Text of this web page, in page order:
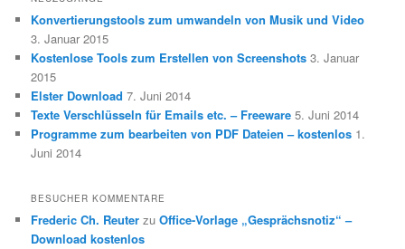
Konvertierungstools zum umwandeln von Musik und Video
3. Januar 2015
Kostenlose Tools zum Erstellen von Screenshots 3. Januar
2015
Elster Download 7. Juni 2014
Texte Verschlüsseln für Emails etc. – Freeware 5. Juni 2014
Programme zum bearbeiten von PDF Dateien – kostenlos 1.
Juni 2014
BESUCHER KOMMENTARE
Frederic Ch. Reuter zuOffice-Vorlage „Gesprächsnotiz“ –
Download kostenlos